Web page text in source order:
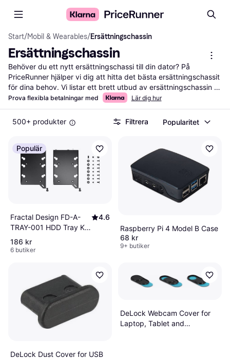
Start/Mobil & Wearables/Ersättningschassin
Ersättningschassin
Behöver du ett nytt ersättningschassi till din dator? På
PriceRunner hjälper vi dig att hitta det bästa ersättningschassit
för dina behov. Vi listar ett brett utbud av ersättningschassin
från olika märken och återförsäljare. Använd våra praktiska
filter för att enkelt sortera efter storlek, material eller pris. Det
gör det lättare för dig att hitta det chassi som passar just dina
preferenser och budget. Du kan också läsa
andra tycker om produkterna. Vi ser till att du får tillgång till de
senaste erbjudandena och hjälper dig att fatta rätt beslut. Börja
här för att hitta ditt nästa ersättningschassi och optimera din
datorupplevelse!
Mer om ersättningschassin »
Prova flexibla betalningar med Lär dig hur
500+ produkter Filtrera Popularitet
Populär
Fractal Design FD-A-
TRAY-001 HDD Tray Kit
Type-B (2-Pack)
4.6
186 kr
6 butiker
Raspberry Pi 4 Model B Case
68 kr
9+ butiker
DeLock Dust Cover for USB
DeLock Webcam Cover for
Laptop, Tablet and